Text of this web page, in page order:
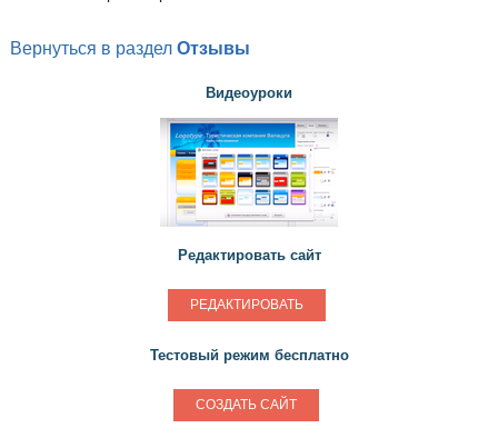
Вернуться в разделОтзывы
Видеоуроки
Редактировать сайт
РЕДАКТИРОВАТЬ
Тестовый режим бесплатно
СОЗДАТЬ САЙТ